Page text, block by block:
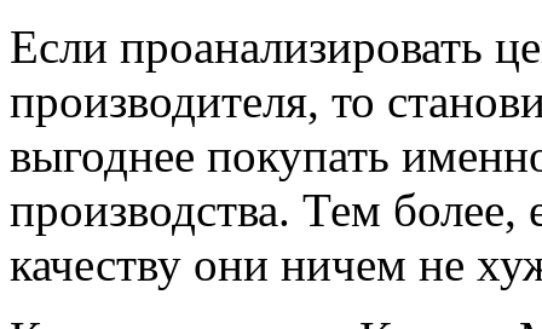
Если проанализировать
производителя, то
выгоднее покупать
производства. Тем более,
качеству они ничем не